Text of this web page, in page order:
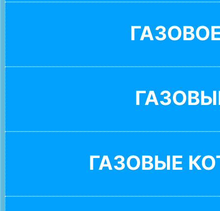
ГАЗОВЫЕ